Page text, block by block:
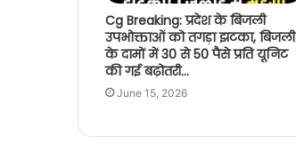
Cg Breaking: प्रदेश के बिजली
उपभोक्ताओं को तगड़ा झटका, बिजली
के दामों में 30 से 50 पैसे प्रति यूनिट
की गई बढ़ोतरी…
June 15, 2026